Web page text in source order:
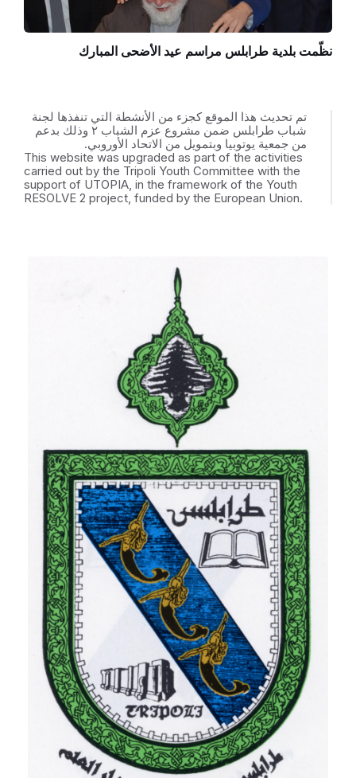
نظّمت بلدية طرابلس مراسم عيد الأضحى المبارك
تم تحديث هذا الموقع كجزء من الأنشطة التي تنفذها لجنة
شباب طرابلس ضمن مشروع عزم الشباب ٢ وذلك بدعم
من جمعية يوتوبيا وبتمويل من الاتحاد الأوروبي.
This website was upgraded as part of the activities
carried out by the Tripoli Youth Committee with the
support of UTOPIA, in the framework of the Youth
RESOLVE 2 project, funded by the European Union.